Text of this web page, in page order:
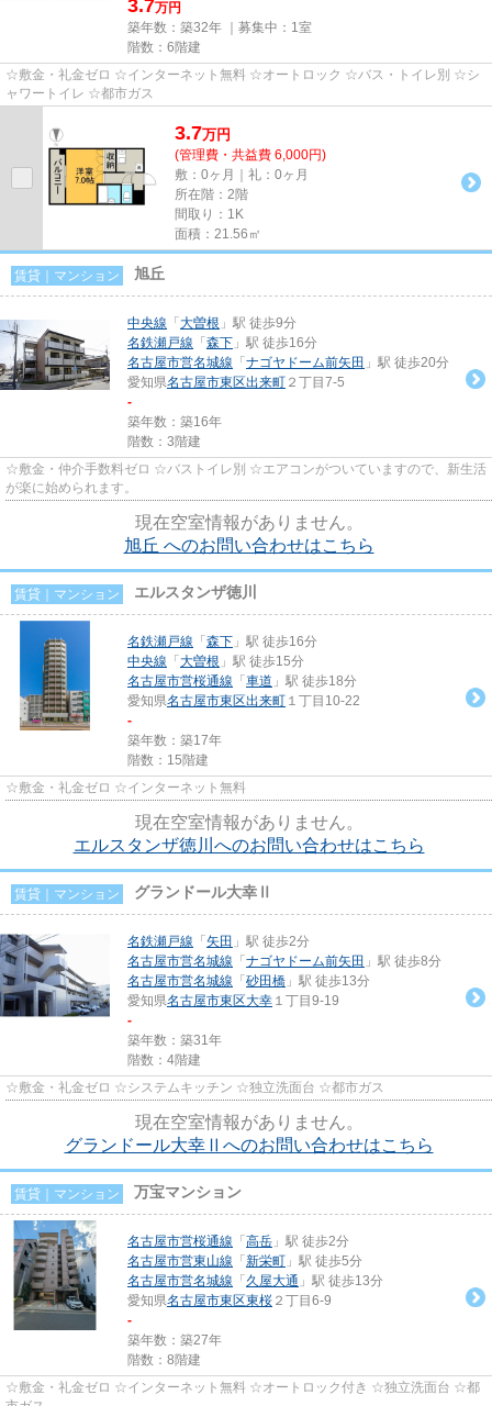
3.7万円
築年数：築32年 ｜募集中： 1室
階数：6階建
☆敷金・礼金ゼロ ☆インターネット無料 ☆オートロック ☆バス・トイレ別 ☆シ
ャワートイレ ☆都市ガス
3.7万円
(管理費・共益費 6,000円)
敷：0ヶ月｜礼：0ヶ月
所在階：2階
間取り：1K
面積：21.56㎡
賃貸｜マンション 旭丘
中央線 「 大曽根 」駅 徒歩9分
名鉄瀬戸線 「 森下 」駅 徒歩16分
名古屋市営名城線 「 ナゴヤドーム前矢田 」駅 徒歩20分
愛知県名古屋市東区出来町 ２丁目7-5
-
築年数：築16年
階数：3階建
☆敷金・仲介手数料ゼロ ☆バストイレ別 ☆エアコンがついていますので、新生活
が楽に始められます。
現在空室情報がありません。
旭丘 へのお問い合わせはこちら
賃貸｜マンション エルスタンザ徳川
名鉄瀬戸線 「 森下 」駅 徒歩16分
中央線 「 大曽根 」駅 徒歩15分
名古屋市営桜通線 「 車道 」駅 徒歩18分
愛知県名古屋市東区出来町 １丁目10-22
-
築年数：築17年
階数：15階建
☆敷金・礼金ゼロ ☆インターネット無料
現在空室情報がありません。
エルスタンザ徳川へのお問い合わせはこちら
賃貸｜マンション グランドール大幸Ⅱ
名鉄瀬戸線 「 矢田 」駅 徒歩2分
名古屋市営名城線 「 ナゴヤドーム前矢田 」駅 徒歩8分
名古屋市営名城線 「 砂田橋 」駅 徒歩13分
愛知県名古屋市東区大幸 １丁目9-19
-
築年数：築31年
階数：4階建
☆敷金・礼金ゼロ ☆システムキッチン ☆独立洗面台 ☆都市ガス
現在空室情報がありません。
グランドール大幸Ⅱへのお問い合わせはこちら
賃貸｜マンション 万宝マンション
名古屋市営桜通線 「 高岳 」駅 徒歩2分
名古屋市営東山線 「 新栄町 」駅 徒歩5分
名古屋市営名城線 「 久屋大通 」駅 徒歩13分
愛知県名古屋市東区東桜 ２丁目6-9
-
築年数：築27年
階数：8階建
☆敷金・礼金ゼロ ☆インターネット無料 ☆オートロック付き ☆独立洗面台 ☆都